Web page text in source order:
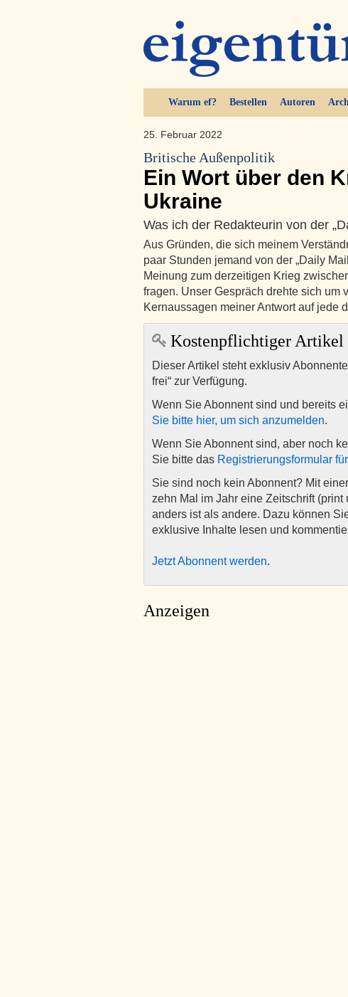
Warum ef? Bestellen Autoren
25. Februar 2022
Britische Außenpolitik
Ein Wort über den
Ukraine
Was ich der Redakteurin von der
Aus Gründen, die sich meinem
paar Stunden jemand von der „Daily
Meinung zum derzeitigen Krieg
fragen. Unser Gespräch drehte sich um
Kernaussagen meiner Antwort auf jede
Kostenpflichtiger Artikel
Dieser Artikel steht exklusiv
frei“ zur Verfügung.
Wenn Sie Abonnent sind und bereits
Sie bitte hier, um sich anzumelden.
Wenn Sie Abonnent sind, aber noch
Sie bitte das Registrierungsformular
Sie sind noch kein Abonnent? Mit
zehn Mal im Jahr eine Zeitschrift
anders ist als andere. Dazu können
exklusive Inhalte lesen und
Jetzt Abonnent werden.
Anzeigen